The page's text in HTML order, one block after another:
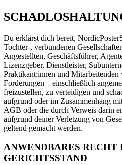
Du erklärst dich bereit,
Tochter-, verbundenen
Angestellten, Geschäftsführer,
Lizenzgeber, Dienstleister,
Praktikant:innen und
Forderungen – einschließlich
freizustellen, zu verteidigen und
aufgrund oder im Zusammenhang
AGB oder die durch Verweis darin
aufgrund deiner Verletzung von
geltend gemacht werden.
ANWENDBARES RECHT
GERICHTSSTAND